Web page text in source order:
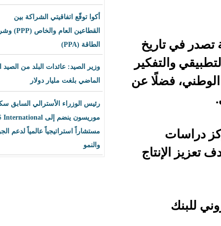
أكوا توقّع اتفاقيتي الشراكة بين
القطاعين العام والخاص (PPP) وشراء
الطاقة (PPA)
وزير الصيد: عائدات البلد من الصيد العام
الماضي بلغت مليار دولار
رئيس الوزراء الأسترالي السابق سكوت
موريسون ينضم إلى BLS International
مستشاراً استراتيجياً عالمياً لدعم الجودة
والنمو
عن
الإنتاج